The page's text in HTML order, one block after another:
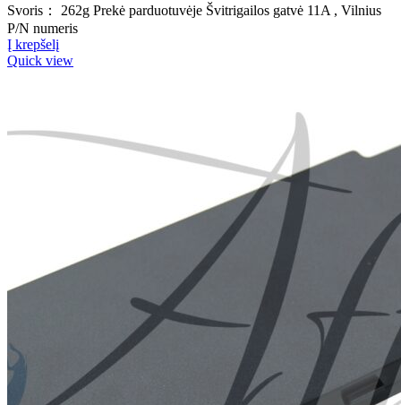
Svoris： 262g Prekė parduotuvėje Švitrigailos gatvė 11A , Vilnius
P/N numeris
Į krepšelį
Quick view